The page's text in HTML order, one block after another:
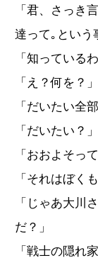
「君、さっき
達って｡という
「知っているわ
「え？何を？」
「だいたい全部
「だいたい？」
「おおよそっ
「それはぼく
「じゃあ大川
だ？」
「戦士の隠れ家